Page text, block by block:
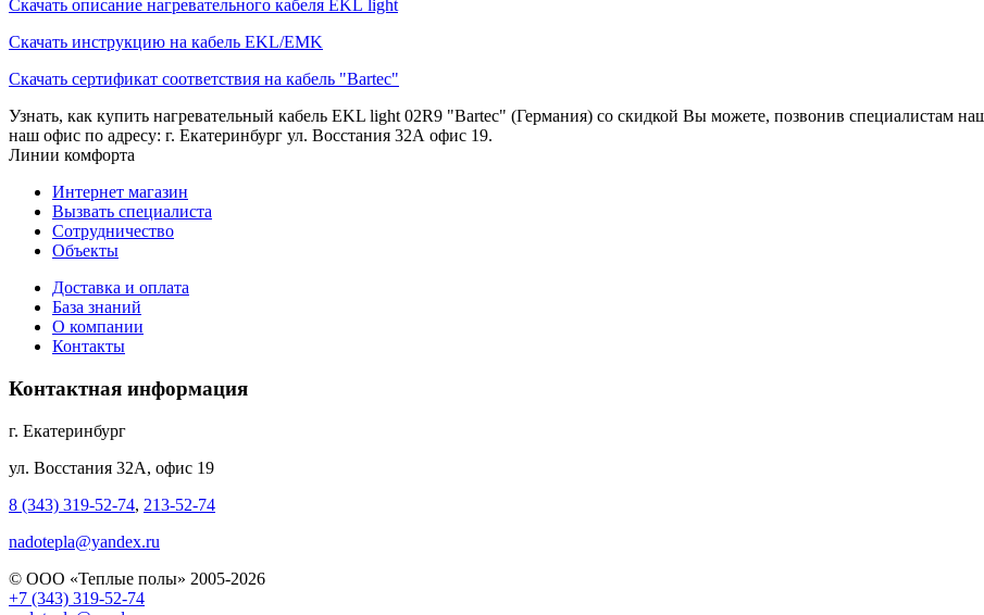
Скачать описание нагревательного кабеля EKL light
Скачать инструкцию на кабель EKL/EMK
Скачать сертификат соответствия на кабель "Bartec"
Узнать, как купить нагревательный кабель EKL light 02R9 "Bartec" (Германия) со скидкой Вы можете, позвонив специалистам
наш офис по адресу: г. Екатеринбург ул. Восстания 32А офис 19.
Линии комфорта
Интернет магазин
Вызвать специалиста
Сотрудничество
Объекты
Доставка и оплата
База знаний
О компании
Контакты
Контактная информация
г. Екатеринбург
ул. Восстания 32А, офис 19
8 (343) 319-52-74, 213-52-74
nadotepla@yandex.ru
© ООО «Теплые полы» 2005-2026
+7 (343) 319-52-74